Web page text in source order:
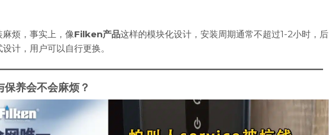
烦，事实上，像Filken产品这样的模块化设计，安装周期通常不超过1-2小时，后
计，用户可以自行更换。
养会不会麻烦？